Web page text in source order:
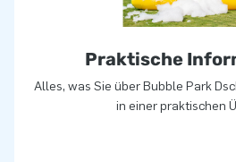
Praktische
Alles, was Sie über Bubble Park
in einer praktischen